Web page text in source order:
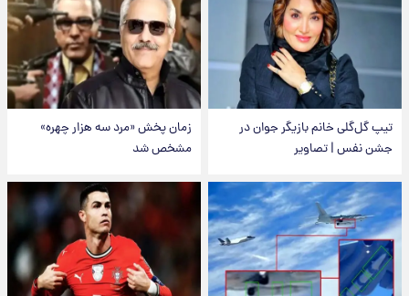
تیپ گل‌گلی خانم بازیگر جوان در
جشن نفس | تصاویر
زمان پخش «مرد سه هزار چهره»
مشخص شد